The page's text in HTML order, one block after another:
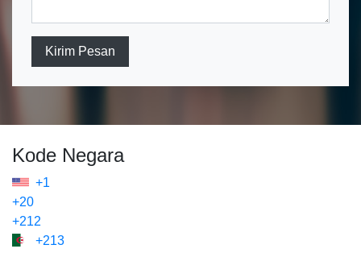
Kirim Pesan
Kode Negara
+1
+20
+212
+213